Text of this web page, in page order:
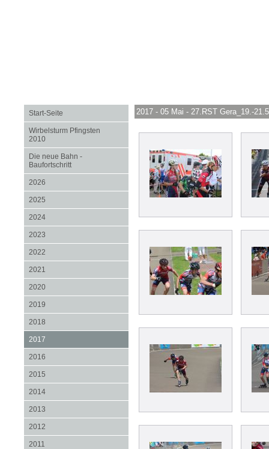
Start-Seite
Wirbelsturm Pfingsten
2010
Die neue Bahn -
Baufortschritt
2026
2025
2024
2023
2022
2021
2020
2019
2018
2017
2016
2015
2014
2013
2012
2011
2017 - 05 Mai - 27.RST Gera_19.-